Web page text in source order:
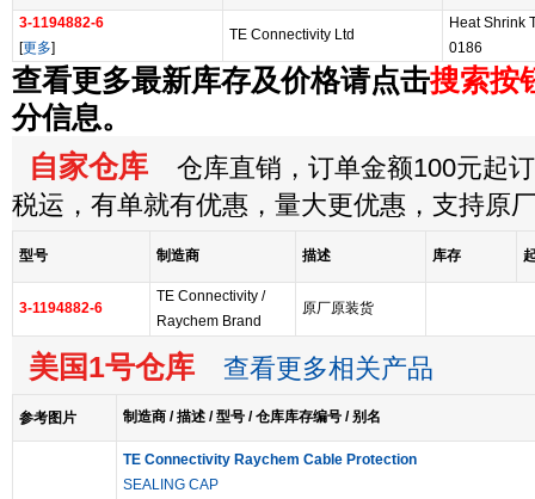
3-1194882-6
[更多]
TE Connectivity Ltd
Heat Shrink
0186
查看更多最新库存及价格请点击搜索按
分信息。
自家仓库 仓库直销，订单金额100元起
税运，有单就有优惠，量大更优惠，支持原
型号 制造商 描述 库存
3-1194882-6
TE Connectivity /
Raychem Brand
原厂原装货
美国1号仓库 查看更多相关产品
参考图片 制造商 / 描述 / 型号 / 仓库库存编号 / 别名
TE Connectivity Raychem Cable Protection
SEALING CAP